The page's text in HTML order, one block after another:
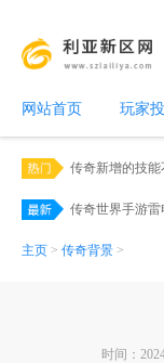
网站首页 玩家
传奇新增的技能
传奇世界手游
主页 > 传奇背景 >
时间：